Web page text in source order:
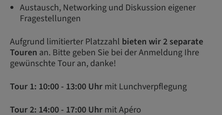
Austausch, Networking und Diskussion eigener
Fragestellungen​
Aufgrund limitierter Platzzahl bieten wir 2 separate
Touren an. Bitte geben Sie bei der Anmeldung Ihre
gewünschte Tour an, danke!
Tour 1: 10:00 - 13:00 Uhr mit Lunchverpflegung
Tour 2: 14:00 - 17:00 Uhr mit Apéro